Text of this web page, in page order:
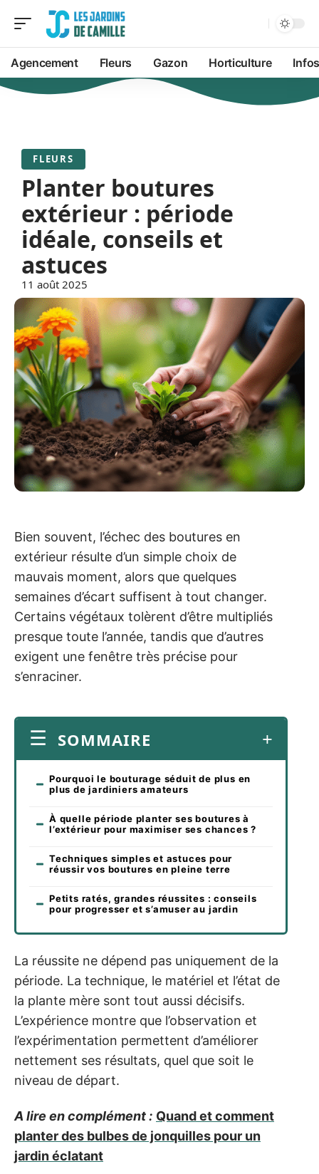
Agencement Fleurs Gazon Horticulture Infos
FLEURS
Planter boutures
extérieur : période
idéale, conseils et
astuces
11 août 2025
Bien souvent, l’échec des boutures en
extérieur résulte d’un simple choix de
mauvais moment, alors que quelques
semaines d’écart suffisent à tout changer.
Certains végétaux tolèrent d’être multipliés
presque toute l’année, tandis que d’autres
exigent une fenêtre très précise pour
s’enraciner.
SOMMAIRE
Pourquoi le bouturage séduit de plus en
plus de jardiniers amateurs
À quelle période planter ses boutures à
l’extérieur pour maximiser ses chances ?
Techniques simples et astuces pour
réussir vos boutures en pleine terre
Petits ratés, grandes réussites : conseils
pour progresser et s’amuser au jardin
La réussite ne dépend pas uniquement de la
période. La technique, le matériel et l’état de
la plante mère sont tout aussi décisifs.
L’expérience montre que l’observation et
l’expérimentation permettent d’améliorer
nettement ses résultats, quel que soit le
niveau de départ.
A lire en complément : Quand et comment
planter des bulbes de jonquilles pour un
jardin éclatant